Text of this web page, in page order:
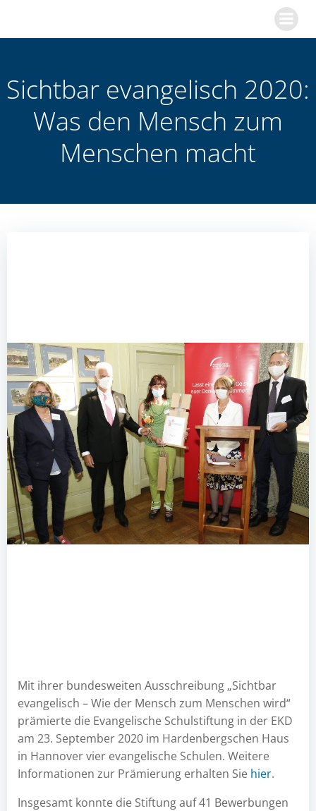
springen
Sichtbar evangelisch 2020:
Was den Mensch zum
Menschen macht
Mit ihrer bundesweiten Ausschreibung „Sichtbar
evangelisch – Wie der Mensch zum Menschen wird“
prämierte die Evangelische Schulstiftung in der EKD
am 23. September 2020 im Hardenbergschen Haus
in Hannover vier evangelische Schulen. Weitere
Informationen zur Prämierung erhalten Sie hier.
Insgesamt konnte die Stiftung auf 41 Bewerbungen